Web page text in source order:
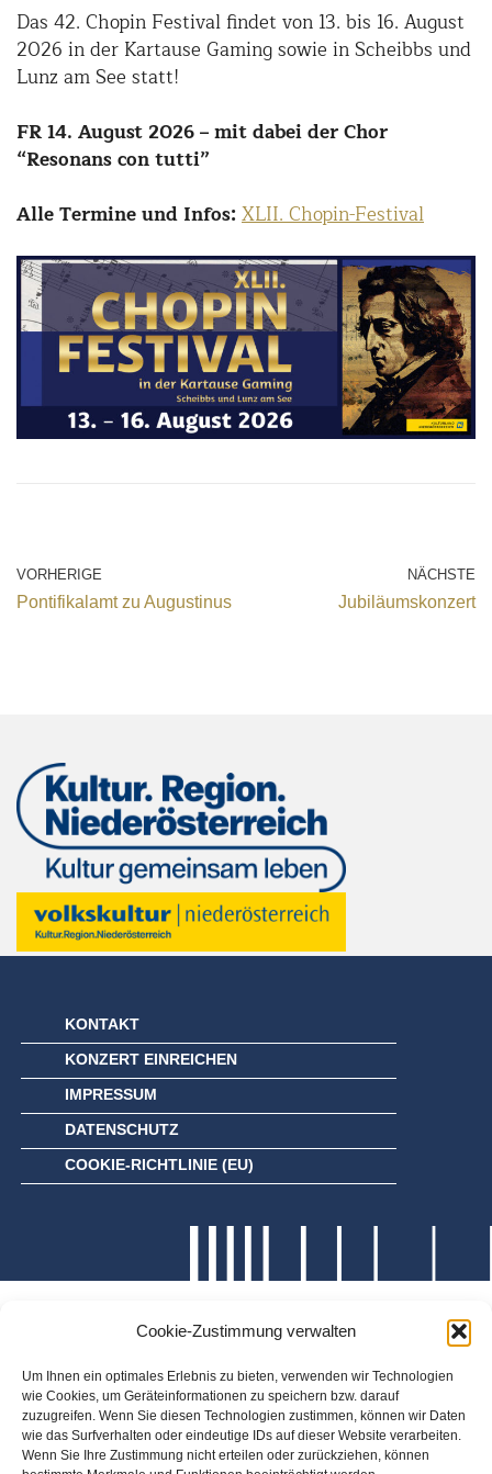
Cookie-Zustimmung verwalten
Um Ihnen ein optimales Erlebnis zu bieten, verwenden wir Technologien
wie Cookies, um Geräteinformationen zu speichern bzw. darauf
zuzugreifen. Wenn Sie diesen Technologien zustimmen, können wir Daten
wie das Surfverhalten oder eindeutige IDs auf dieser Website verarbeiten.
Wenn Sie Ihre Zustimmung nicht erteilen oder zurückziehen, können
Das 42. Chopin Festival findet von 13. bis 16. August
2026 in der Kartause Gaming sowie in Scheibbs und
Lunz am See statt!
FR 14. August 2026 – mit dabei der Chor
“Resonans con tutti”
Alle Termine und Infos:XLII. Chopin-Festival
VORHERIGE
Pontifikalamt zu Augustinus
NÄCHSTE
Jubiläumskonzert
KONTAKT
KONZERT EINREICHEN
IMPRESSUM
DATENSCHUTZ
COOKIE-RICHTLINIE (EU)